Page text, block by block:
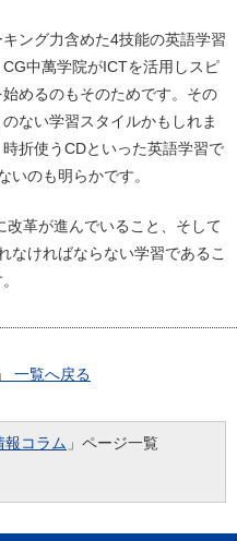
ング力含めた4技能の英語学習
中萬学院がICTを活用しスピ
めるのもそのためです。その
ない学習スタイルかもしれま
折使うCDといった英語学習で
いのも明らかです。
革が進んでいること、そして
なければならない学習であるこ
一覧へ戻る
報コラム 」ページ一覧